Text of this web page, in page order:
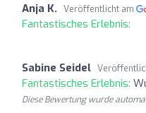
Anja K. Veröffentlicht am
Fantastisches Erlebnis:
Sabine Seidel
Fantastisches Erlebnis:
Diese Bewertung wurde